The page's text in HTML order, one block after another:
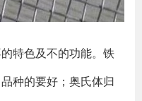
特色及不的功能。铁
种的要好；奥氏体归